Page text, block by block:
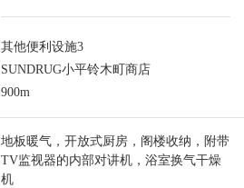
其他便利设施3
SUNDRUG小平铃木町商店
900m
地板暖气，开放式厨房，阁楼收纳，附带
TV监视器的内部对讲机，浴室换气干燥
机